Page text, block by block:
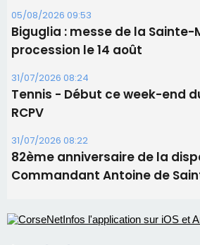
31/07/2026 08:22
82ème anniversaire de la
Commandant Antoine de Saint
Les plus lus
Satine Nomary est la nouvelle
Éclipse du 12 août : la Corse aux
d'un spectacle qui ne reviendra
avant le concert de Mosimann